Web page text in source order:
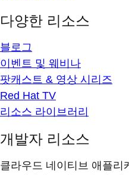
다양한 리소스
블로그
이벤트 및 웨비나
팟캐스트 & 영상 시리즈
Red Hat TV
리소스 라이브러리
개발자 리소스
클라우드 네이티브 애플리